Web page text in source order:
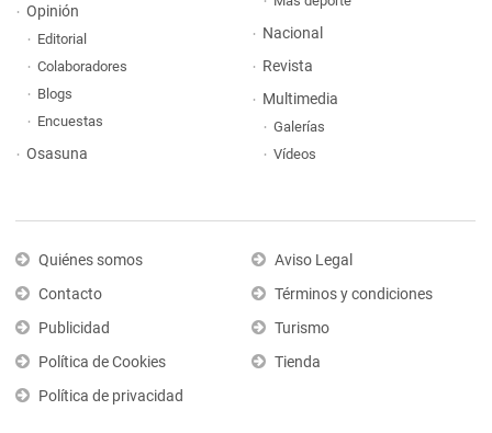
Opinión
Editorial
Colaboradores
Blogs
Encuestas
Osasuna
Nacional
Revista
Multimedia
Galerías
Vídeos
Quiénes somos
Contacto
Publicidad
Política de Cookies
Política de privacidad
Aviso Legal
Términos y condiciones
Turismo
Tienda